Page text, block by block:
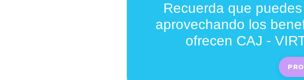
Recuerda que
aprovechando los
ofrecen CAJ -